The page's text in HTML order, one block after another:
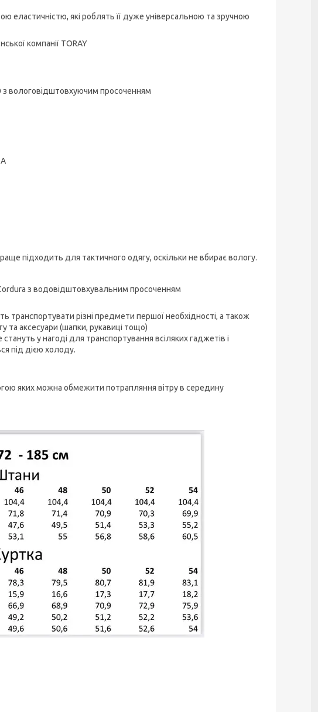
еластичністю, які роблять її дуже універсальною та зручною
компанії TORAY
з вологовідштовхуючим просоченням
підходить для тактичного одягу, оскільки не вбирає вологу.
з водовідштовхувальним просоченням
транспортувати різні предмети першої необхідності, а також
та аксесуари (шапки, рукавиці тощо)
у нагоді для транспортування всіляких гаджетів і
під дією холоду.
яких можна обмежити потрапляння вітру в середину